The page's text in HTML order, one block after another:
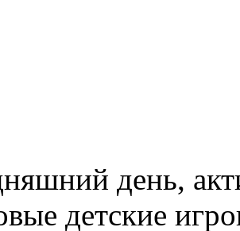
день,
детские